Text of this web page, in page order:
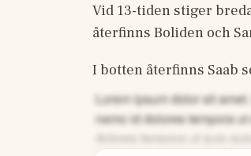
Vid 13-tiden stiger
återfinns Boliden och
I botten återfinns Saab
Lorem ipsum dolor sit
nemo id dolores tempora
dolores tempora ut quis quis